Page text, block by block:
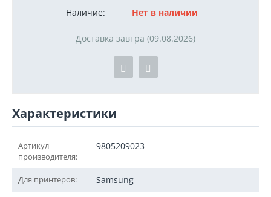
Наличие:
Нет в наличии
Доставка завтра (09.08.2026)
Характеристики
Артикул
производителя:
9805209023
Для принтеров: Samsung